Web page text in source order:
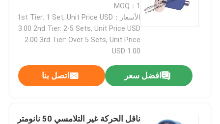
المنتجات
MOQ：1
الأسعار：1st Tier: 1 Set, Unit Price USD
3.00 2nd Tier: 2-5 Sets, Unit Price USD
2.00 3rd Tier: Over 5 Sets, Unit Price
USD 1.00
افضل سعر اتصل بنا
ناقل الحركة غير التلامسي 50 نانومتر